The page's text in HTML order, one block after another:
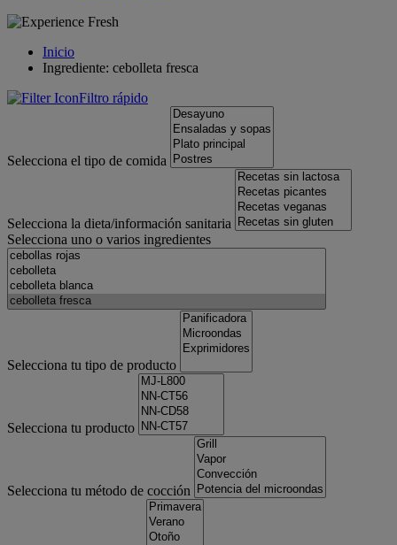
Inicio
Ingrediente: cebolleta fresca
Filtro rápido
Selecciona el tipo de comida
Selecciona la dieta/información sanitaria
Selecciona uno o varios ingredientes
Selecciona tu tipo de producto
Selecciona tu producto
Selecciona tu método de cocción